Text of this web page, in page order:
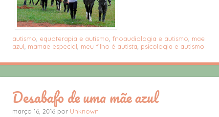
autismo equoterapia e autismo fnoaudiologia e autismo mae
azul mamae especial meu filho é autista psicologia e autismo
Desabafo de uma mãe azul
março 16, 2016 por Unknown